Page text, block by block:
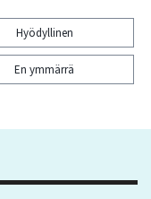
Hyödyllinen
En ymmärrä